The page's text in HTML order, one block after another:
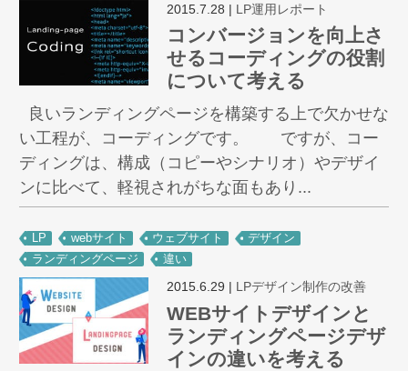
2015.7.28 | LP運用レポート
コンバージョンを向上さ
せるコーディングの役割
について考える
良いランディングページを構築する上で欠かせな
い工程が、コーディングです。 ですが、コー
ディングは、構成（コピーやシナリオ）やデザイ
ンに比べて、軽視されがちな面もあり...
LP webサイト ウェブサイト
デザイン
ランディングページ
違い
2015.6.29 | LPデザイン制作の改善
WEBサイトデザインと
ランディングページデザ
インの違いを考える